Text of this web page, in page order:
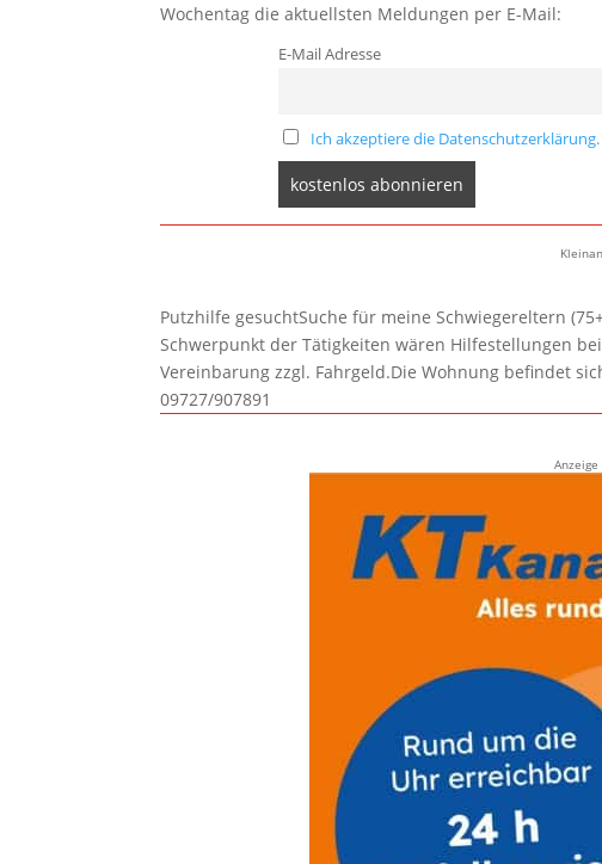
Wochentag die aktuellsten Meldungen per E-Mail:
E-Mail Adresse
Ich akzeptiere die Datenschutzerklärung.
Putzhilfe gesuchtSuche für meine Schwiegereltern
Schwerpunkt der Tätigkeiten wären Hilfestellungen
Vereinbarung zzgl. Fahrgeld.Die Wohnung befindet
09727/907891
Anzeige